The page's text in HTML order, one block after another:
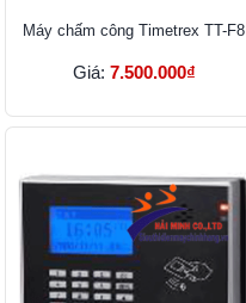
Máy chấm công Timetrex TT-F8
Giá: 7.500.000₫